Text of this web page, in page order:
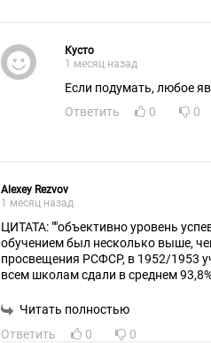
Кусто
1 месяц назад
Если
Ответить
0 0
Alexey Rezvov
1 месяц назад
ЦИТАТА: ""объективно уровень
обучением был несколько выше,
просвещения РСФСР, в 1952/1953
всем школам сдали в среднем
1953 г. в мужских школах 11,6%, в
Читать полностью
Ответить
0 0